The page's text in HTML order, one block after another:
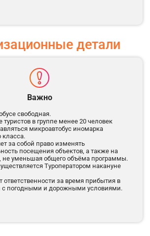
детали
Важно
свободная.
туристов в группе менее 20 человек
микроавтобус иномарка
класса.
за собой право изменять
посещения объектов, а также на
не уменьшая общего объёма программы.
Туроператором накануне
ответственности за время прибытия в
с погодными и дорожными условиями.